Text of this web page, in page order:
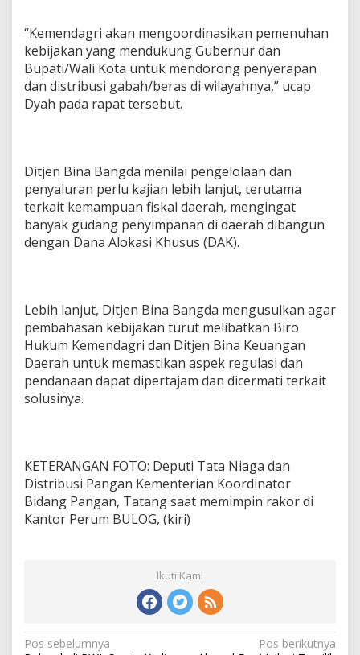
“Kemendagri akan mengoordinasikan pemenuhan
kebijakan yang mendukung Gubernur dan
Bupati/Wali Kota untuk mendorong penyerapan
dan distribusi gabah/beras di wilayahnya,” ucap
Dyah pada rapat tersebut.
Ditjen Bina Bangda menilai pengelolaan dan
penyaluran perlu kajian lebih lanjut, terutama
terkait kemampuan fiskal daerah, mengingat
banyak gudang penyimpanan di daerah dibangun
dengan Dana Alokasi Khusus (DAK).
Lebih lanjut, Ditjen Bina Bangda mengusulkan agar
pembahasan kebijakan turut melibatkan Biro
Hukum Kemendagri dan Ditjen Bina Keuangan
Daerah untuk memastikan aspek regulasi dan
pendanaan dapat dipertajam dan dicermati terkait
solusinya.
KETERANGAN FOTO: Deputi Tata Niaga dan
Distribusi Pangan Kementerian Koordinator
Bidang Pangan, Tatang saat memimpin rakor di
Kantor Perum BULOG, (kiri)
Ikuti Kami
N
Pos sebelumnya
Pos berikutnya